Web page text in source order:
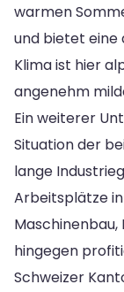
warmen
und bietet eine
Klima ist hier
angenehm
Ein weiterer
Situation der
lange
Arbeitsplätze
Maschinenbau,
hingegen
Schweizer